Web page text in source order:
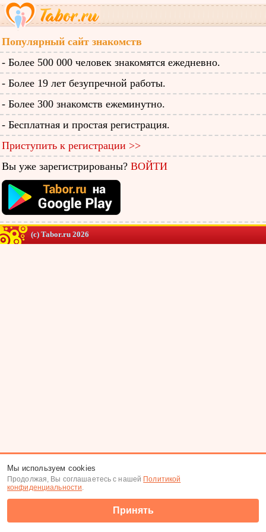
Популярный сайт знакомств
- Более 500 000 человек знакомятся ежедневно.
- Более 19 лет безупречной работы.
- Более 300 знакомств ежеминутно.
- Бесплатная и простая регистрация.
Приступить к регистрации >>
Вы уже зарегистрированы? ВОЙТИ
(c) Tabor.ru 2026
Мы используем cookies
Продолжая, Вы соглашаетесь с нашей Политикой
конфиденциальности.
Принять